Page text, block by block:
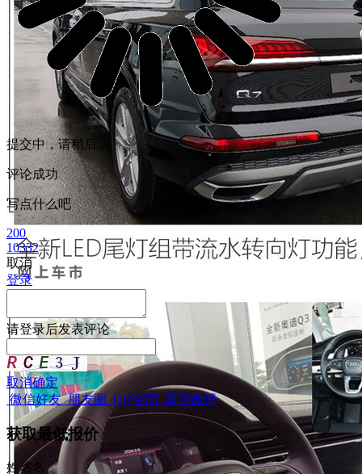
提交中，请稍后...
评论成功
写点什么吧
200
10332
取消
登录
请登录后发表评论
取消确定
微信好友 朋友圈 QQ空间 新浪微博
获取最低报价
姓 名名